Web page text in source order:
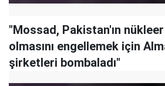
"Mossad, Pakistan'ın
olmasını engellemek için
şirketleri bombaladı"